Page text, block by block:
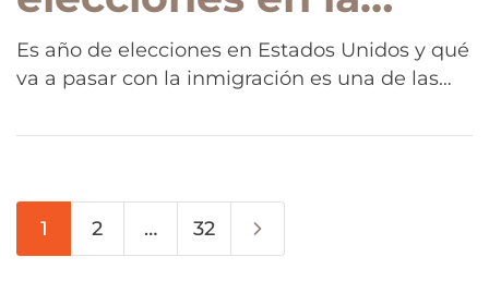
inmigración en
Estados Unidos: qué
puede cambiar
después
Es año de elecciones en Estados Unidos y qué
va a pasar con la inmigración es una de las
personas. Las decisiones políticas no sólo
quienes viven o buscan vivir allí.
1 2 … 32